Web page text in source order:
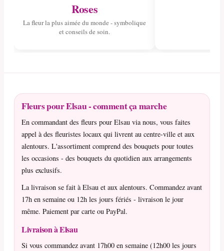
Roses
La fleur la plus aimée du monde - symbolique
et conseils de soin.
Fleurs pour Elsau - comment ça marche
En commandant des fleurs pour Elsau via nous, vous faites
appel à des fleuristes locaux qui livrent au centre-ville et aux
alentours. L'assortiment comprend des bouquets pour toutes
les occasions - des bouquets du quotidien aux arrangements
plus exclusifs.
La livraison se fait à Elsau et aux alentours. Commandez avant
17h en semaine ou 12h les jours fériés - livraison le jour
même. Paiement par carte ou PayPal.
Livraison à Elsau
Si vous commandez avant 17h00 en semaine (12h00 les jours